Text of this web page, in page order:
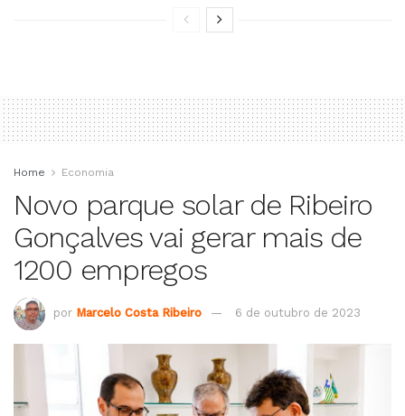
Home Economia
Novo parque solar de Ribeiro
Gonçalves vai gerar mais de
1200 empregos
por Marcelo Costa Ribeiro 6 de outubro de 2023